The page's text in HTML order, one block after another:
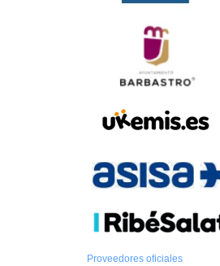
Proveedores oficiales